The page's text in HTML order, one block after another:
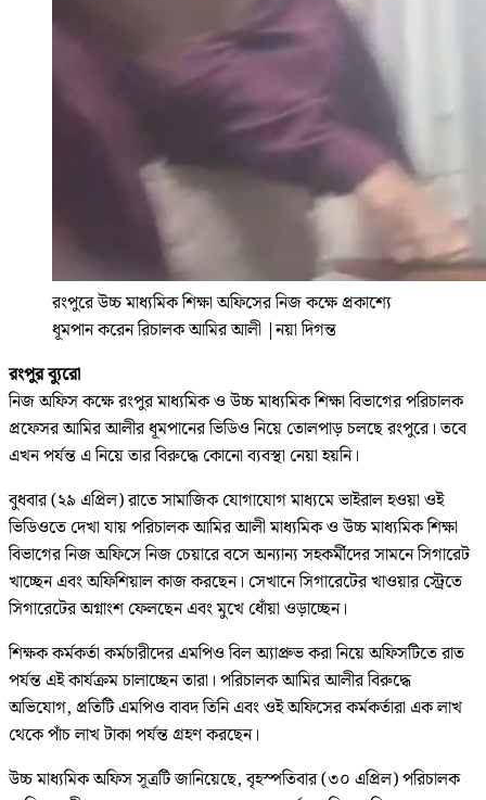
রংপুরে উচ্চ মাধ্যমিক শিক্ষা অফিসের নিজ কক্ষে প্রকাশ্যে
ধূমপান করেন রিচালক আমির আলী |নয়া দিগন্ত
রংপুর ব্যুরো
নিজ অফিস কক্ষে রংপুর মাধ্যমিক ও উচ্চ মাধ্যমিক শিক্ষা বিভাগের পরিচালক
প্রফেসর আমির আলীর ধূমপানের ভিডিও নিয়ে তোলপাড় চলছে রংপুরে। তবে
এখন পর্যন্ত এ নিয়ে তার বিরুদ্ধে কোনো ব্যবস্থা নেয়া হয়নি।
বুধবার (২৯ এপ্রিল) রাতে সামাজিক যোগাযোগ মাধ্যমে ভাইরাল হওয়া ওই
ভিডিওতে দেখা যায় পরিচালক আমির আলী মাধ্যমিক ও উচ্চ মাধ্যমিক শিক্ষা
বিভাগের নিজ অফিসে নিজ চেয়ারে বসে অন্যান্য সহকর্মীদের সামনে সিগারেট
খাচ্ছেন এবং অফিশিয়াল কাজ করছেন। সেখানে সিগারেটের খাওয়ার স্ট্রেতে
সিগারেটের অগ্নাংশ ফেলছেন এবং মুখে ধোঁয়া ওড়াচ্ছেন।
শিক্ষক কর্মকর্তা কর্মচারীদের এমপিও বিল অ্যাপ্রুভ করা নিয়ে অফিসটিতে রাত
পর্যন্ত এই কার্যক্রম চালাচ্ছেন তারা। পরিচালক আমির আলীর বিরুদ্ধে
অভিযোগ, প্রতিটি এমপিও বাবদ তিনি এবং ওই অফিসের কর্মকর্তারা এক লাখ
থেকে পাঁচ লাখ টাকা পর্যন্ত গ্রহণ করছেন।
উচ্চ মাধ্যমিক অফিস সূত্রটি জানিয়েছে, বৃহস্পতিবার (৩০ এপ্রিল) পরিচালক